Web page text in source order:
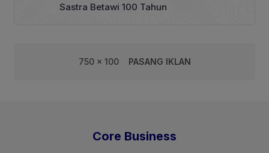
Sastra Betawi 100 Tahun
750 x 100 PASANG IKLAN
Core Business